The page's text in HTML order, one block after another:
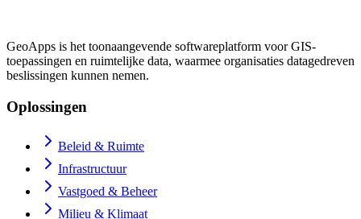
GeoApps is het toonaangevende softwareplatform voor GIS-
toepassingen en ruimtelijke data, waarmee organisaties datagedreven
beslissingen kunnen nemen.
Oplossingen
Beleid & Ruimte
Infrastructuur
Vastgoed & Beheer
Milieu & Klimaat